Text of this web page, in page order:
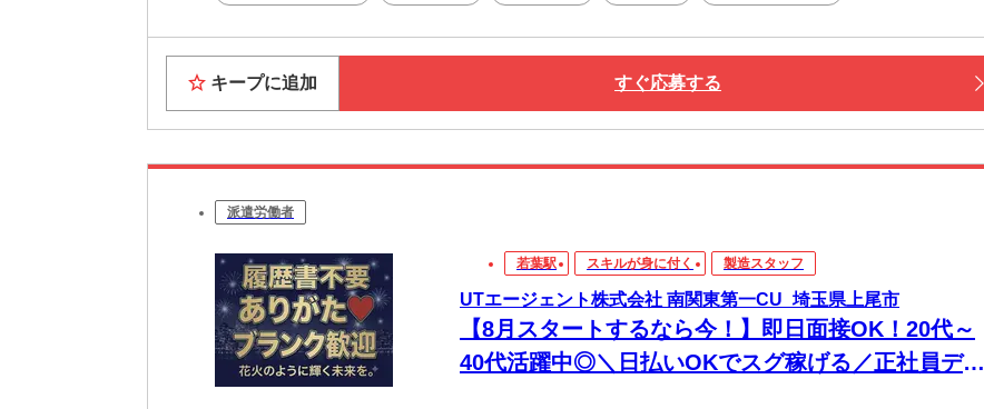
キープに追加 すぐ応募する
派遣労働者
若葉駅 スキルが身に付く 製造スタッフ
UTエージェント株式会社 南関東第一CU_埼玉県上尾市
【8月スタートするなら今！】即日面接OK！20代～
40代活躍中◎＼日払いOKでスグ稼げる／正社員デビ